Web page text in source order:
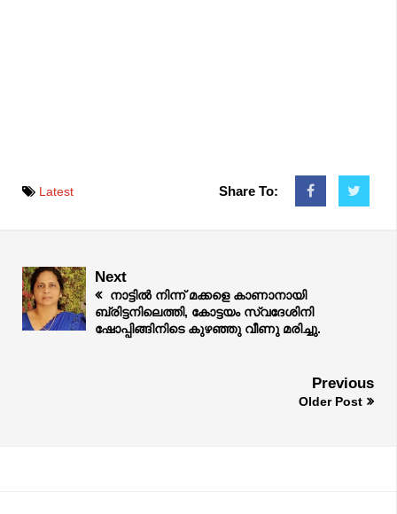
Latest Share To:
Next
നാട്ടിൽ നിന്ന് മക്കളെ കാണാനായി
ബ്രിട്ടനിലെത്തി, കോട്ടയം സ്വദേശിനി
ഷോപ്പിങ്ങിനിടെ കുഴഞ്ഞു വീണു മരിച്ചു.
Previous
Older Post